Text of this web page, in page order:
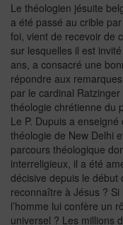
Le théologien jésuite
a été passé au crible
foi, vient de recevoir de
sur lesquelles il est
ans, a consacré une
répondre aux
par le cardinal
théologie chrétienne du
Le P. Dupuis a
théologie de New Delhi
parcours théologique
interreligieux, il a été
décisive depuis le début
reconnaître à Jésus ?
l’homme lui confère un
universel ? Les millions